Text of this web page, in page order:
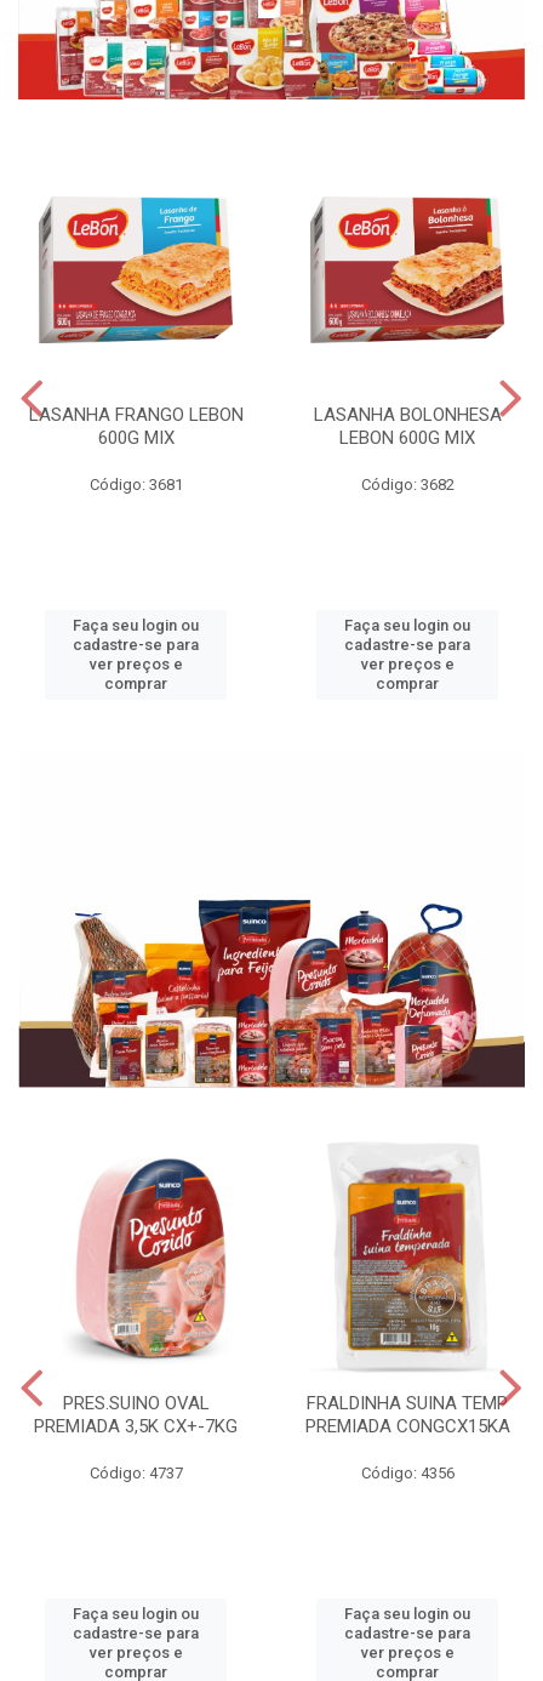
LASANHA FRANGO LEBON
600G MIX
Código: 3681
Faça seu login ou
cadastre-se para
ver preços e
comprar
LASANHA BOLONHESA
LEBON 600G MIX
Código: 3682
Faça seu login ou
cadastre-se para
ver preços e
comprar
PRES.SUINO OVAL
PREMIADA 3,5K CX+-7KG
Código: 4737
Faça seu login ou
cadastre-se para
ver preços e
comprar
FRALDINHA SUINA TEMP
PREMIADA CONGCX15KA
Código: 4356
Faça seu login ou
cadastre-se para
ver preços e
comprar